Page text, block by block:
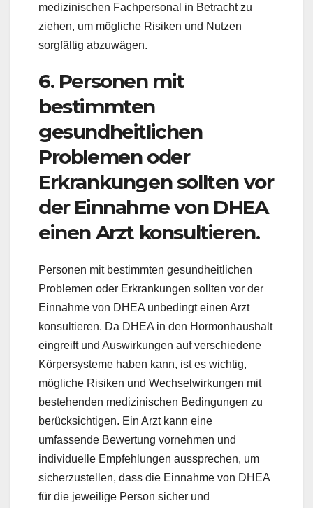
medizinischen Fachpersonal in Betracht zu
ziehen, um mögliche Risiken und Nutzen
sorgfältig abzuwägen.
6. Personen mit
bestimmten
gesundheitlichen
Problemen oder
Erkrankungen sollten vor
der Einnahme von DHEA
einen Arzt konsultieren.
Personen mit bestimmten gesundheitlichen
Problemen oder Erkrankungen sollten vor der
Einnahme von DHEA unbedingt einen Arzt
konsultieren. Da DHEA in den Hormonhaushalt
eingreift und Auswirkungen auf verschiedene
Körpersysteme haben kann, ist es wichtig,
mögliche Risiken und Wechselwirkungen mit
bestehenden medizinischen Bedingungen zu
berücksichtigen. Ein Arzt kann eine
umfassende Bewertung vornehmen und
individuelle Empfehlungen aussprechen, um
sicherzustellen, dass die Einnahme von DHEA
für die jeweilige Person sicher und